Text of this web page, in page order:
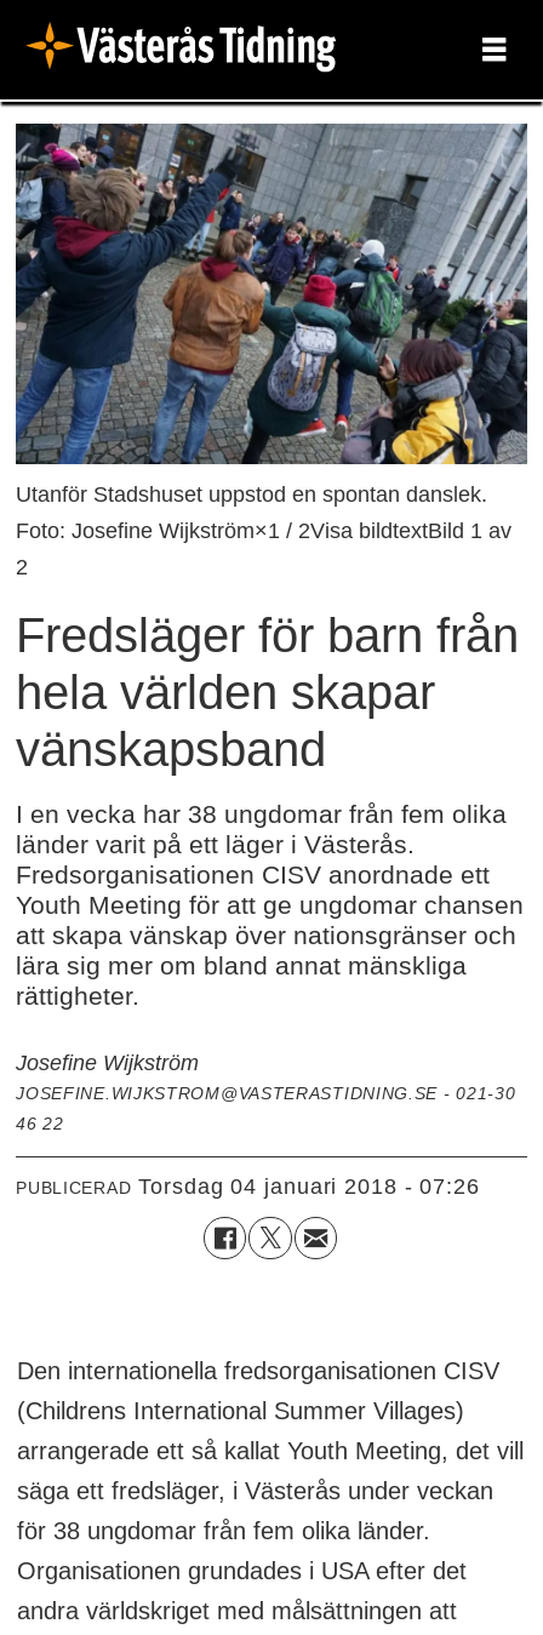
Utanför Stadshuset uppstod en spontan danslek.
Foto: Josefine Wijkström×1 / 2Visa bildtextBild 1 av
2
Fredsläger för barn från
hela världen skapar
vänskapsband
I en vecka har 38 ungdomar från fem olika
länder varit på ett läger i Västerås.
Fredsorganisationen CISV anordnade ett
Youth Meeting för att ge ungdomar chansen
att skapa vänskap över nationsgränser och
lära sig mer om bland annat mänskliga
rättigheter.
Josefine Wijkström
JOSEFINE.WIJKSTROM@VASTERASTIDNING.SE - 021-30
46 22
PUBLICERAD torsdag 04 januari 2018 - 07:26
Den internationella fredsorganisationen CISV
(Childrens International Summer Villages)
arrangerade ett så kallat Youth Meeting, det vill
säga ett fredsläger, i Västerås under veckan
för 38 ungdomar från fem olika länder.
Organisationen grundades i USA efter det
andra världskriget med målsättningen att